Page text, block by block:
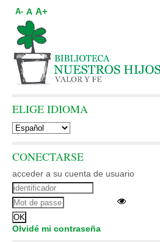
A- A A+
ELIGE IDIOMA
CONECTARSE
acceder a su cuenta de usuario
Olvidé mi contraseña